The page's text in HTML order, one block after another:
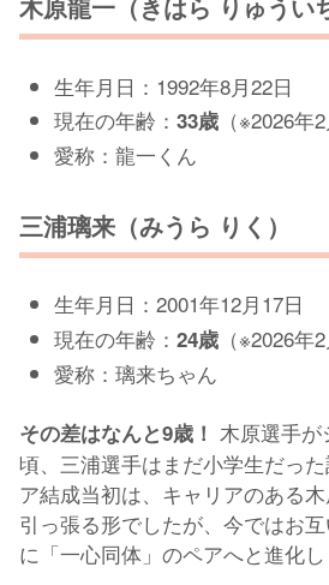
木原龍一（きはら りゅうい
生年月日：1992年8月22日
現在の年齢：33歳 （※2026年
愛称：龍一くん
三浦璃来（みうら りく）
生年月日：2001年12月17日
現在の年齢：24歳 （※2026年
愛称：璃来ちゃん
その差はなんと9歳！ 木原選手
頃、三浦選手はまだ小学生だっ
ア結成当初は、キャリアのある
引っ張る形でしたが、今ではお
に「一心同体」のペアへと進化し